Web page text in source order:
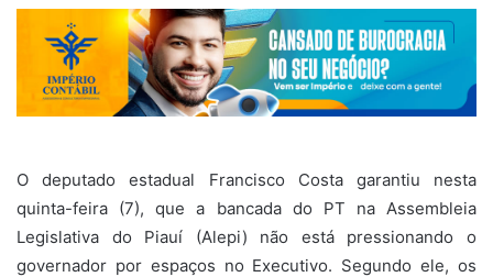
O deputado estadual Francisco Costa garantiu nesta
quinta-feira (7), que a bancada do PT na Assembleia
Legislativa do Piauí (Alepi) não está pressionando o
governador por espaços no Executivo. Segundo ele, os